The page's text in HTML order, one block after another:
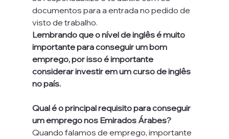
documentos para a entrada no pedido de
visto de trabalho.
Lembrando que o nível de inglês é muito
importante para conseguir um bom
emprego, por isso é importante
considerar investir em um curso de inglês
no país.
Qual é o principal requisito para conseguir
um emprego nos Emirados Árabes?
Quando falamos de emprego, importante